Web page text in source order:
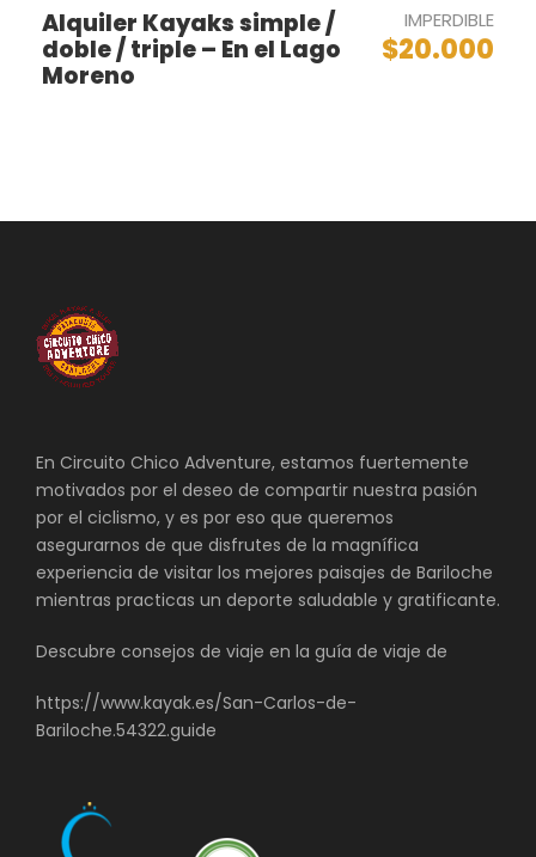
Alquiler Kayaks simple /
doble / triple – En el Lago
Moreno
IMPERDIBLE
$20.000
En Circuito Chico Adventure, estamos fuertemente
motivados por el deseo de compartir nuestra pasión
por el ciclismo, y es por eso que queremos
asegurarnos de que disfrutes de la magnífica
experiencia de visitar los mejores paisajes de Bariloche
mientras practicas un deporte saludable y gratificante.
Descubre consejos de viaje en la guía de viaje de
https://www.kayak.es/San-Carlos-de-
Bariloche.54322.guide